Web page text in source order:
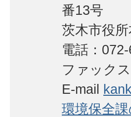
番13号
茨木市役
電話：
ファック
E-mail
環境保全